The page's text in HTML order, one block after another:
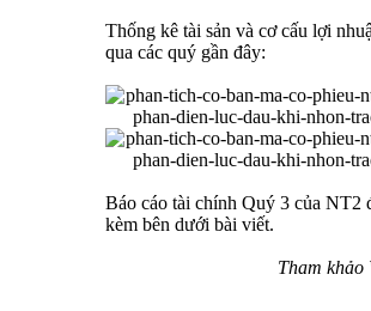
Thống kê tài sản và cơ cấu lợi
qua các quý gần đây:
Báo cáo tài chính Quý 3 của NT2
kèm bên dưới bài viết.
Tham khảo